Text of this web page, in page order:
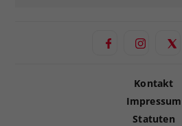
Kontakt
Impressum
Statuten